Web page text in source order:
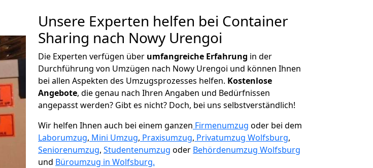
Unsere Experten helfen bei Container
Sharing nach Nowy Urengoi
Die Experten verfügen über umfangreiche Erfahrung in der
Durchführung von Umzügen nach Nowy Urengoi und können Ihnen
bei allen Aspekten des Umzugsprozesses helfen. Kostenlose
Angebote, die genau nach Ihren Angaben und Bedürfnissen
angepasst werden? Gibt es nicht? Doch, bei uns selbstverständlich!
Wir helfen Ihnen auch bei einem ganzen Firmenumzug oder bei dem
Laborumzug, Mini Umzug, Praxisumzug, Privatumzug Wolfsburg,
Seniorenumzug, Studentenumzug oder Behördenumzug Wolfsburg
und Büroumzug in Wolfsburg.